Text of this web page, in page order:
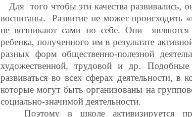
Для того чтобы эти качества развивались,
воспитаны. Развитие не может происходить
не возникают сами по себе. Они являются
ребенка, полученного им в результате
разных форм общественно-полезной
художественной, трудовой и др. Подобные
развиваться во всех сферах деятельности, в
которые могут быть организованы на
социально-значимой деятельности.
Поэтому в школе активизируется